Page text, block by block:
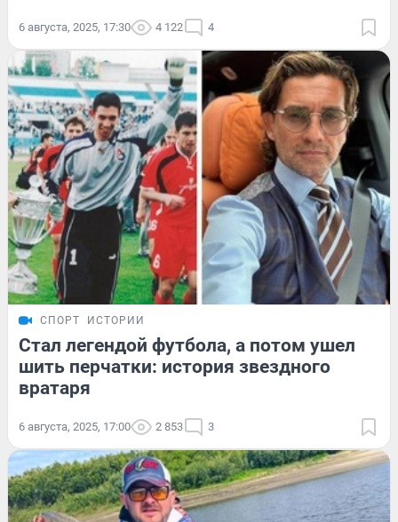
6 августа, 2025, 17:30 4 122 4
СПОРТ ИСТОРИИ
Стал легендой футбола, а потом ушел
шить перчатки: история звездного
вратаря
6 августа, 2025, 17:00 2 853 3